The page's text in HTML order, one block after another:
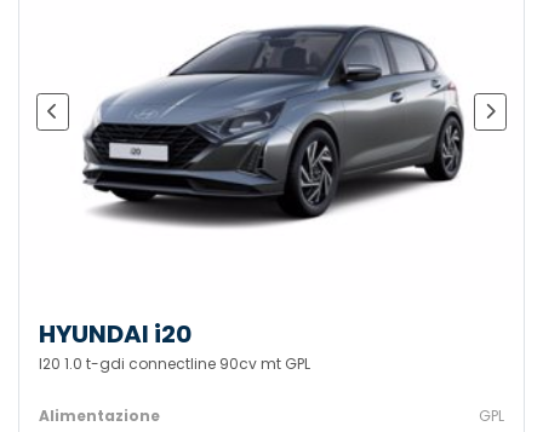
HYUNDAI i20
I20 1.0 t-gdi connectline 90cv mt GPL
Alimentazione
GPL